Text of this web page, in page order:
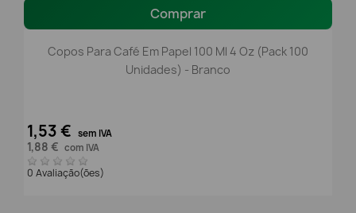
Comprar
Copos Para Café Em Papel 100 Ml 4 Oz (Pack 100
Unidades) - Branco
1,53 € sem IVA
1,88 € com IVA
0 Avaliação(ões)